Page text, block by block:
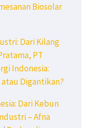
Biosolar
Dari Kilang
PT
Indonesia:
atau Digantikan?
Dari Kebun
– Afna